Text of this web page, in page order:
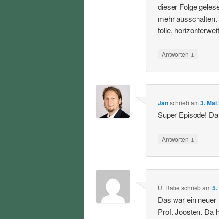
dieser Folge
mehr
tolle,
Antworten ↓
Janschriebam3. Mai
Super Episode!
Antworten ↓
U. Rabe schriebam5.
Das war ein
Prof. Joosten. Da